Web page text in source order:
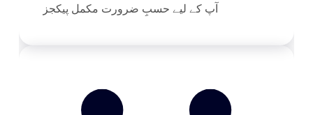
آپ کے لیے حسبِ ضرورت مکمل پیکجز